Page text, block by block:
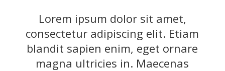
Lorem ipsum dolor sit amet,
consectetur adipiscing elit. Etiam
blandit sapien enim, eget ornare
magna ultricies in. Maecenas